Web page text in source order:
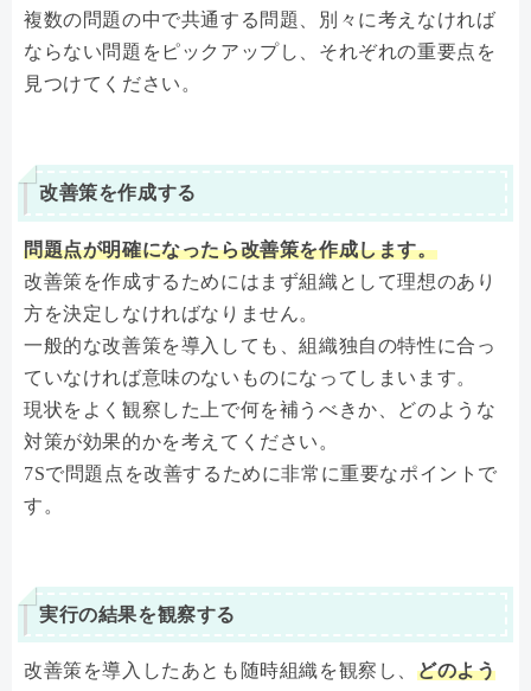
複数の問題の中で共通する問題、別々に考えなければ
ならない問題をピックアップし、それぞれの重要点を
見つけてください。
改善策を作成する
問題点が明確になったら改善策を作成します。
改善策を作成するためにはまず組織として理想のあり
方を決定しなければなりません。
一般的な改善策を導入しても、組織独自の特性に合っ
ていなければ意味のないものになってしまいます。
現状をよく観察した上で何を補うべきか、どのような
対策が効果的かを考えてください。
7Sで問題点を改善するために非常に重要なポイントで
す。
実行の結果を観察する
改善策を導入したあとも随時組織を観察し、どのよう